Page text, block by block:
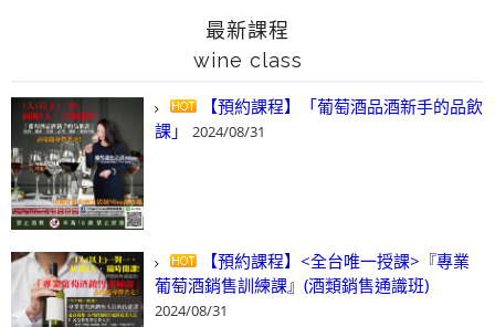
最新課程
wine class
【預約課程】「葡萄酒品酒新手的品飲
課」
2024/08/31
【預約課程】<全台唯一授課>『專業
葡萄酒銷售訓練課』(酒類銷售通識班)
2024/08/31